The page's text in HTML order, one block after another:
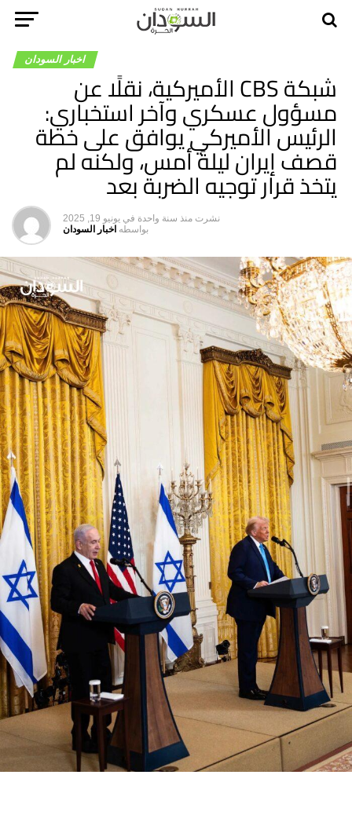
اخبار السودان
شبكة CBS الأميركية، نقلًا عن
مسؤول عسكري وآخر استخباري:
الرئيس الأميركي يوافق على خطة
قصف إيران ليلةَ أمس، ولكنه لم
يتخذ قرار توجيه الضربة بعد
نشرت منذ سنة واحدة في يونيو 19, 2025
بواسطه اخبار السودان